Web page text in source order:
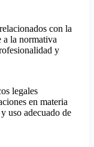
con la
a la normativa
y
legales
en materia
uso adecuado de